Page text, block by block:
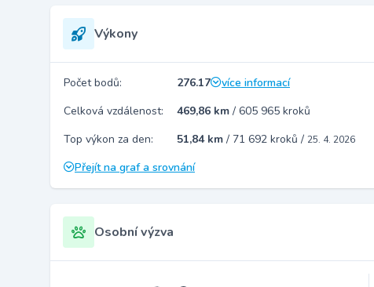
Výkony
Počet bodů: 276.17
více informací
Celková vzdálenost:
469,86 km / 605 965 kroků
Top výkon za den:
51,84 km / 71 692 kroků / 25. 4. 2026
Přejít na graf a srovnání
Osobní výzva